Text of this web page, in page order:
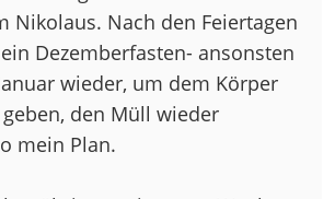
Nikolaus. Nach den Feiertagen
Dezemberfasten- ansonsten
wieder, um dem Körper
den Müll wieder
mein Plan.